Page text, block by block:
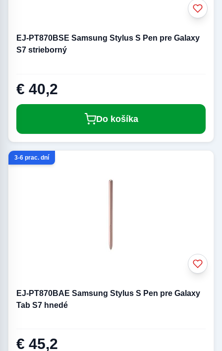
EJ-PT870BSE Samsung Stylus S Pen pre Galaxy
S7 strieborný
€ 40,2
Do košíka
3-6 prac. dní
EJ-PT870BAE Samsung Stylus S Pen pre Galaxy
Tab S7 hnedé
€ 45,2